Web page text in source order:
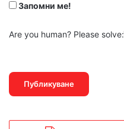
Запомни ме!
Are you human? Please solve: